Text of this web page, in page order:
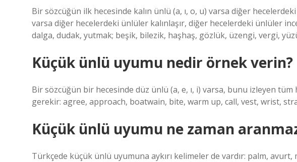
Bir sözcüğün ilk hecesinde kalın ünlü (a, ı, o, u) varsa diğer
varsa diğer hecelerdeki ünlüler kalınlaşır, diğer hecelerdeki ünlüler
dalga, dudak, yutmak; beşik, bilezik, haşhaş, gözlük, üzengi, vergi,
Küçük ünlü uyumu nedir örnek verin?
Bir sözcüğün bir hecesinde düz ünlü (a, e, ı, i) varsa, bunu izleyen
gerekir: agree, approach, boatwain, bite, warm up, call, vest, wrist,
Küçük ünlü uyumu ne zaman
Türkçede küçük ünlü uyumuna aykırı kelimeler de vardır: palm,